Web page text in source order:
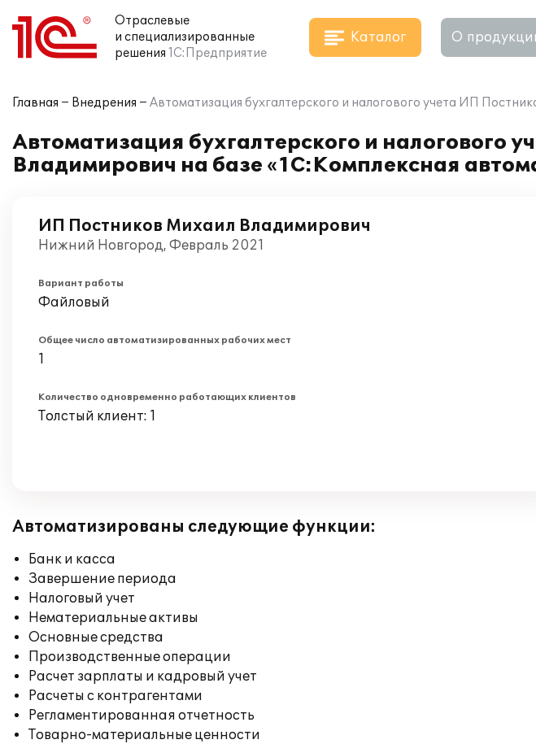
Отраслевые
и специализированные
решения 1С:Предприятие
Каталог О
Главная Внедрения Автоматизация бухгалтерского и налогового учета ИП
Автоматизация бухгалтерского и налогового
Владимирович на базе «1С:Комплексная
ИП Постников Михаил Владимирович
Нижний Новгород, Февраль 2021
Вариант работы
Файловый
Общее число автоматизированных рабочих мест
1
Количество одновременно работающих клиентов
Толстый клиент: 1
Автоматизированы следующие функции:
Банк и касса
Завершение периода
Налоговый учет
Нематериальные активы
Основные средства
Производственные операции
Расчет зарплаты и кадровый учет
Расчеты с контрагентами
Регламентированная отчетность
Товарно-материальные ценности